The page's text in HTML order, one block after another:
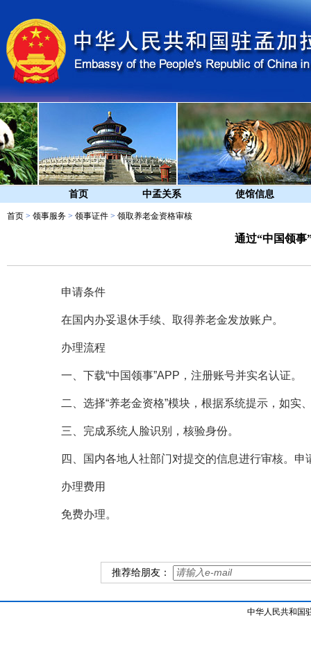
首页 中孟关系 使馆信息
首页 > 领事服务 > 领事证件 > 领取养老金资格审核
通过“中国领事
申请条件
在国内办妥退休手续、取得养老金发放账户。
办理流程
一、下载“中国领事”APP，注册账号并实名认证。
二、选择“养老金资格”模块，根据系统提示，如实
三、完成系统人脸识别，核验身份。
四、国内各地人社部门对提交的信息进行审核。申
办理费用
免费办理。
推荐给朋友：
中华人民共和国